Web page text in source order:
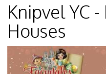
Knipvel YC
Houses